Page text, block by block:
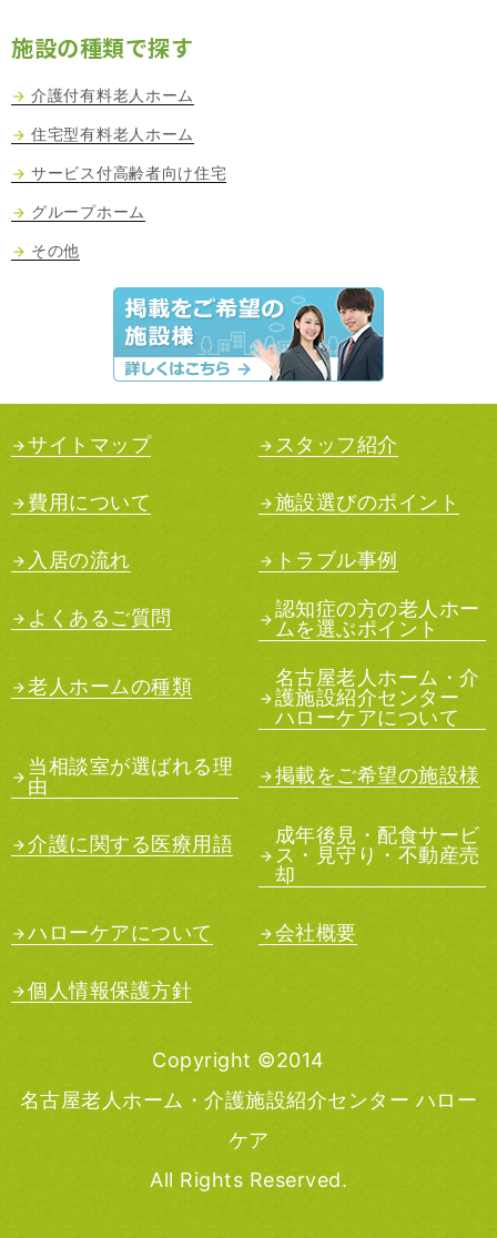
施設の種類で探す
介護付有料老人ホーム
住宅型有料老人ホーム
サービス付高齢者向け住宅
グループホーム
その他
サイトマップ スタッフ紹介
費用について 施設選びのポイント
入居の流れ トラブル事例
よくあるご質問
認知症の方の老人ホー
ムを選ぶポイント
老人ホームの種類
名古屋老人ホーム・介
護施設紹介センター
ハローケアについて
当相談室が選ばれる理
由
掲載をご希望の施設様
介護に関する医療用語
成年後見・配食サービ
ス・見守り・不動産売
却
ハローケアについて 会社概要
個人情報保護方針
Copyright ©2014
名古屋老人ホーム・介護施設紹介センター ハロー
ケア
All Rights Reserved.